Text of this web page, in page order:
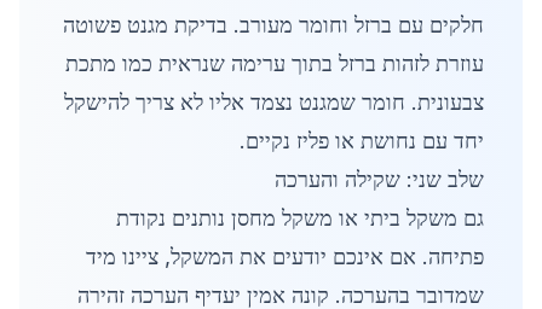
חלקים עם ברזל וחומר מעורב. בדיקת מגנט פשוטה
עוזרת לזהות ברזל בתוך ערימה שנראית כמו מתכת
צבעונית. חומר שמגנט נצמד אליו לא צריך להישקל
יחד עם נחושת או פליז נקיים.
שלב שני: שקילה והערכה
גם משקל ביתי או משקל מחסן נותנים נקודת
פתיחה. אם אינכם יודעים את המשקל, ציינו מיד
שמדובר בהערכה. קונה אמין יעדיף הערכה זהירה